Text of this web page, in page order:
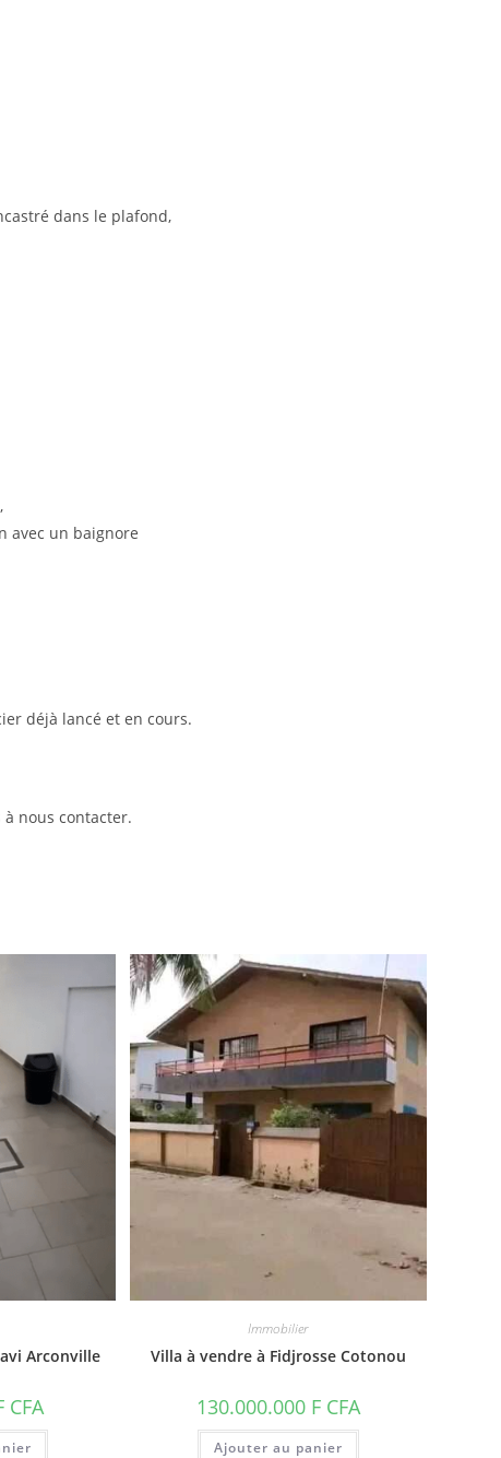
dans le plafond,
avec un baignore
déjà lancé et en cours.
à nous contacter.
Arconville
CFA
Immobilier
Villa à vendre à Fidjrosse Cotonou
130.000.000 F CFA
Ajouter au panier